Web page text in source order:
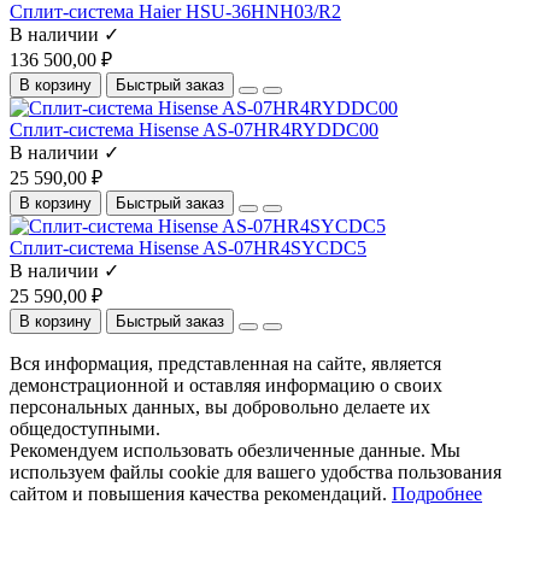
Сплит-система Haier HSU-36HNH03/R2
В наличии ✓
136 500,00 ₽
В корзину Быстрый заказ
Сплит-система Hisense AS-07HR4RYDDC00
В наличии ✓
25 590,00 ₽
В корзину Быстрый заказ
Сплит-система Hisense AS-07HR4SYCDC5
В наличии ✓
25 590,00 ₽
В корзину Быстрый заказ
Вся информация, представленная на сайте, является
демонстрационной и оставляя информацию о своих
персональных данных, вы добровольно делаете их
общедоступными.
Рекомендуем использовать обезличенные данные. Мы
используем файлы cookie для вашего удобства пользования
сайтом и повышения качества рекомендаций. Подробнее